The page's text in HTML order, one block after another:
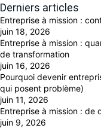
Derniers articles
Entreprise à mission :
juin 18, 2026
Entreprise à mission :
de transformation
juin 16, 2026
Pourquoi devenir
qui posent problème)
juin 11, 2026
Entreprise à mission :
juin 9, 2026